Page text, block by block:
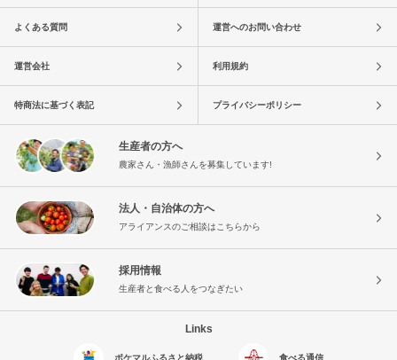
よくある質問 運営へのお問い合わせ
運営会社 利用規約
特商法に基づく表記 プライバシーポリシー
生産者の方へ
農家さん・漁師さんを募集しています!
法人・自治体の方へ
アライアンスのご相談はこちらから
採用情報
生産者と食べる人をつなぎたい
Links
ポケマルふるさと納税 食べる通信